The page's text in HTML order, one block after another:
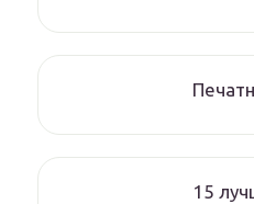
15